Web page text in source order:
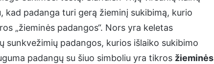
kad padanga turi gerą žieminį sukibimą, kurio
„žieminės padangos“. Nors yra keletas
sunkvežimių padangos, kurios išlaiko sukibimo
padangų su šiuo simboliu yra tikros žieminės